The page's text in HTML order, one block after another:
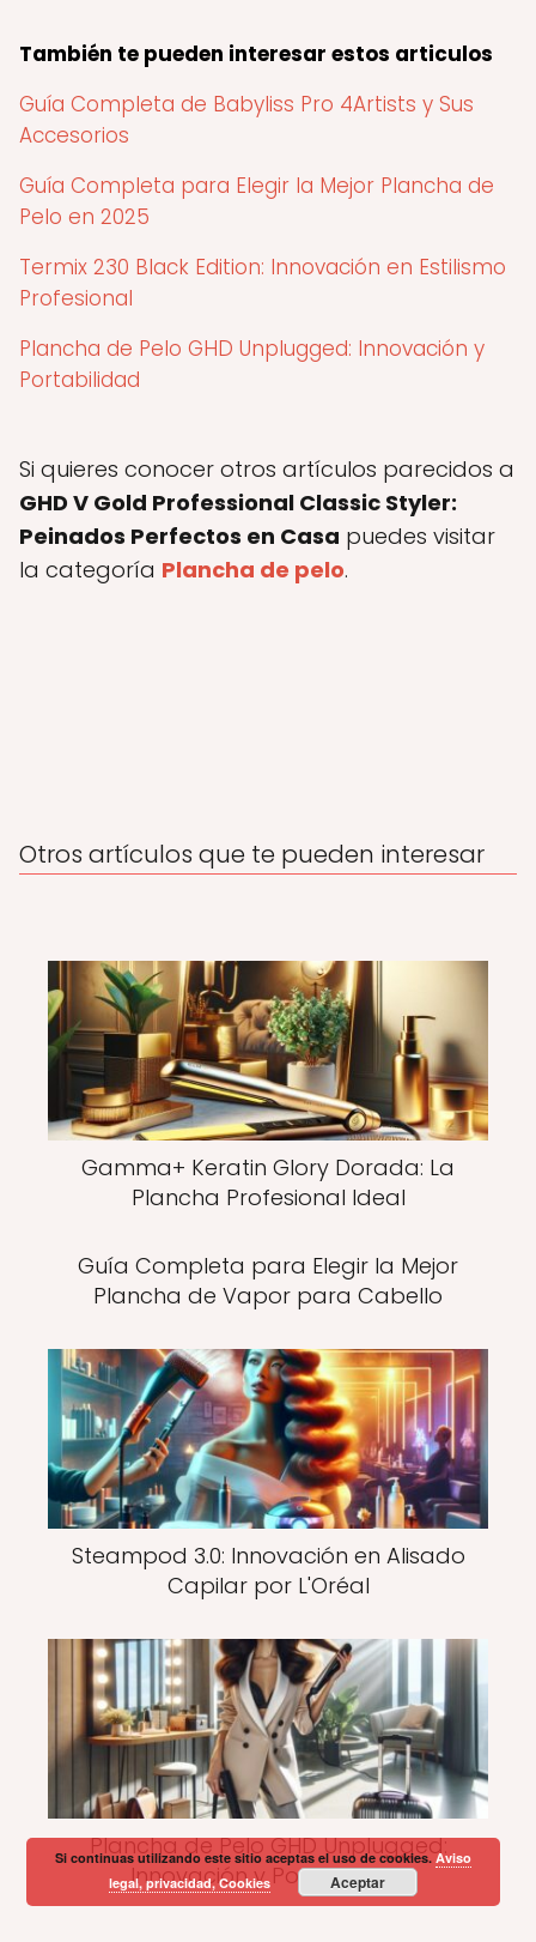
También te pueden interesar estos articulos
Guía Completa de Babyliss Pro 4Artists y Sus
Accesorios
Guía Completa para Elegir la Mejor Plancha de
Pelo en 2025
Termix 230 Black Edition: Innovación en Estilismo
Profesional
Plancha de Pelo GHD Unplugged: Innovación y
Portabilidad
Si quieres conocer otros artículos parecidos a
GHD V Gold Professional Classic Styler:
Peinados Perfectos en Casa puedes visitar
la categoría Plancha de pelo.
Otros artículos que te pueden interesar
Gamma+ Keratin Glory Dorada: La
Plancha Profesional Ideal
Guía Completa para Elegir la Mejor
Plancha de Vapor para Cabello
Steampod 3.0: Innovación en Alisado
Capilar por L'Oréal
Plancha de Pelo GHD Unplugged:
Innovación y Portabilidad
Si continuas utilizando este sitio aceptas el uso de cookies.Aviso
legal, privacidad, Cookies
Aceptar